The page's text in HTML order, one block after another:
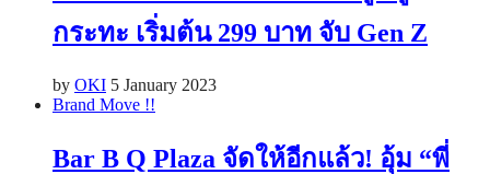
กระทะ เริ่มต้น 299 บาท จับ Gen Z
by OKI 5 January 2023
Brand Move !!
Bar B Q Plaza จัดให้อีกแล้ว! อุ้ม “พี่